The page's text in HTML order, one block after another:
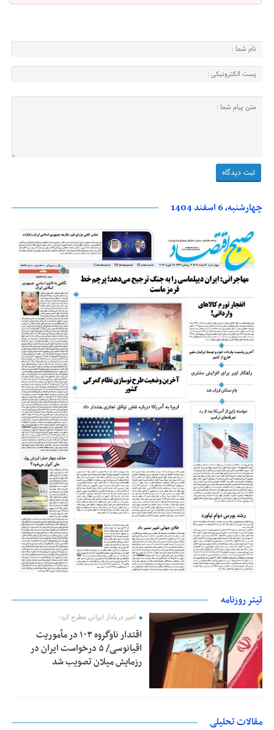
چهارشنبه، 6 اسفند 1404
تیتر روزنامه
امیر دریادار ایرانی مطرح کرد؛
اقتدار ناوگروه ۱۰۳ در مأموریت‌
اقیانوسی/ ۵ درخواست ایران در
رزمایش میلان تصویب شد
مقالات تحلیلی